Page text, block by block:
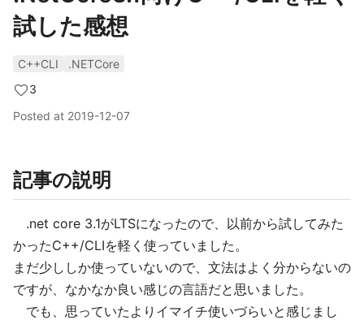
試した感想
C++CLI
.NETCore
3
Posted at 2019-12-07
記事の説明
.net core 3.1がLTSになったので、以前から試してみた
かったC++/CLIを軽く使っていました。
まだ少ししか使っていないので、文法はよく分からないの
ですが、なかなか良い感じの言語だと思いました。
でも、思っていたよりイマイチ使いづらいと感じまし